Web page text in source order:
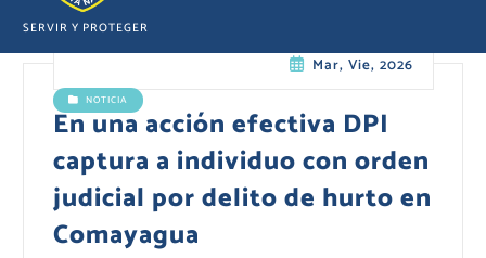
SERVIR Y PROTEGER
Mar, Vie, 2026
NOTICIA
En una acción efectiva DPI
captura a individuo con orden
judicial por delito de hurto en
Comayagua